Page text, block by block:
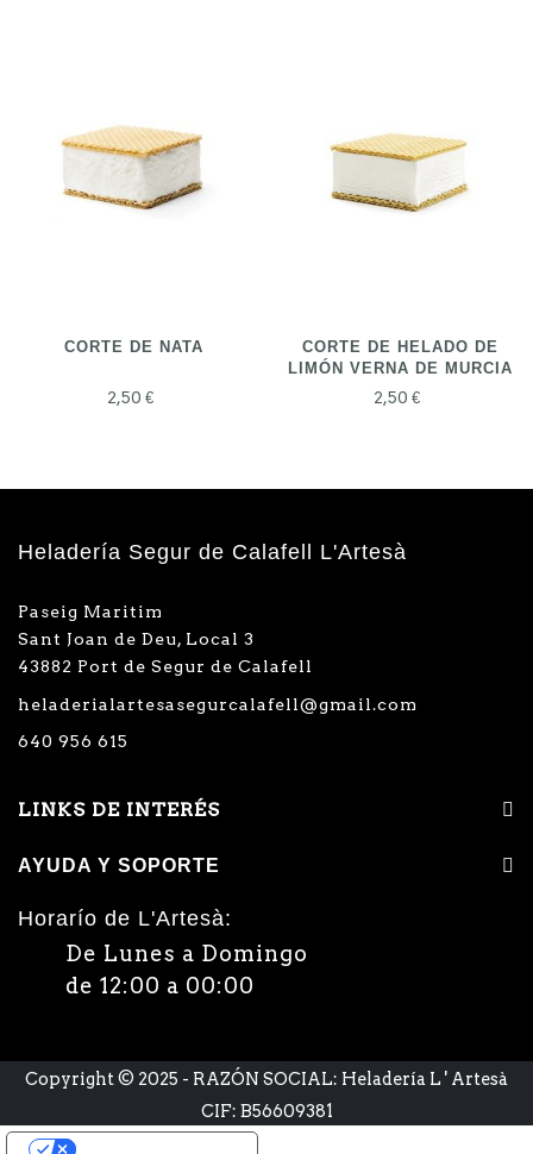
CORTE DE NATA
2,50 €
CORTE DE HELADO DE
LIMÓN VERNA DE MURCIA
2,50 €
Heladería Segur de Calafell L'Artesà
Paseig Maritim
Sant Joan de Deu, Local 3
43882 Port de Segur de Calafell
heladerialartesasegurcalafell@gmail.com
640 956 615
LINKS DE INTERÉS
AYUDA Y SOPORTE
Horarío de L'Artesà:
De Lunes a Domingo
de 12:00 a 00:00
Copyright © 2025 - RAZÓN SOCIAL: Heladería L ' Artesà
CIF: B56609381